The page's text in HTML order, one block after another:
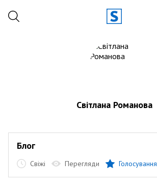
Світлана Романова
Блог
Свіжі Перегляди Голосування